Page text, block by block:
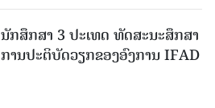
ການປະຕິບັດວຽກຂອງອົງການ IFAD